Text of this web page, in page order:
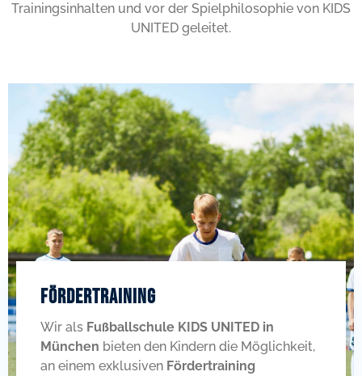
Trainingsinhalten und vor der Spielphilosophie von KIDS
UNITED geleitet.
Fördertraining
Wir als Fußballschule KIDS UNITED in
München bieten den Kindern die Möglichkeit,
an einem exklusiven Fördertraining